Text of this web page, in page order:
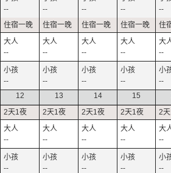
--
--
--
--
--
--
--
--
--
--
--
--
--
--
--
12
--
--
13
--
--
14
--
--
15
--
--
--
--